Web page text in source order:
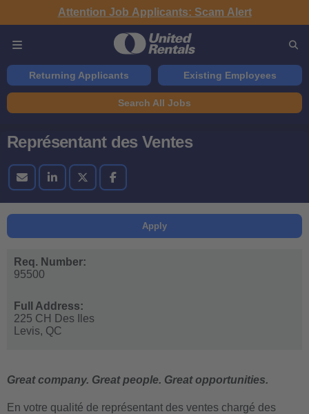
Attention Job Applicants: Scam Alert
Returning Applicants Existing Employees
Search All Jobs
Représentant des Ventes
Apply
Req. Number:
95500
Full Address:
225 CH Des Iles
Levis, QC
Great company. Great people. Great opportunities.
En votre qualité de représentant des ventes chargé des